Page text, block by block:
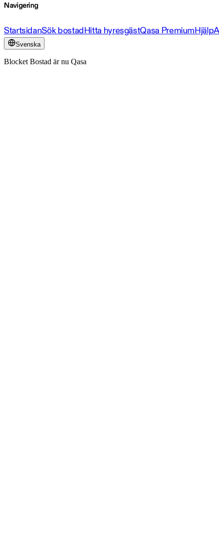
Navigering
StartsidanSök bostadHitta hyresgästQasa PremiumHjälp
Svenska
Blocket Bostad är nu Qasa